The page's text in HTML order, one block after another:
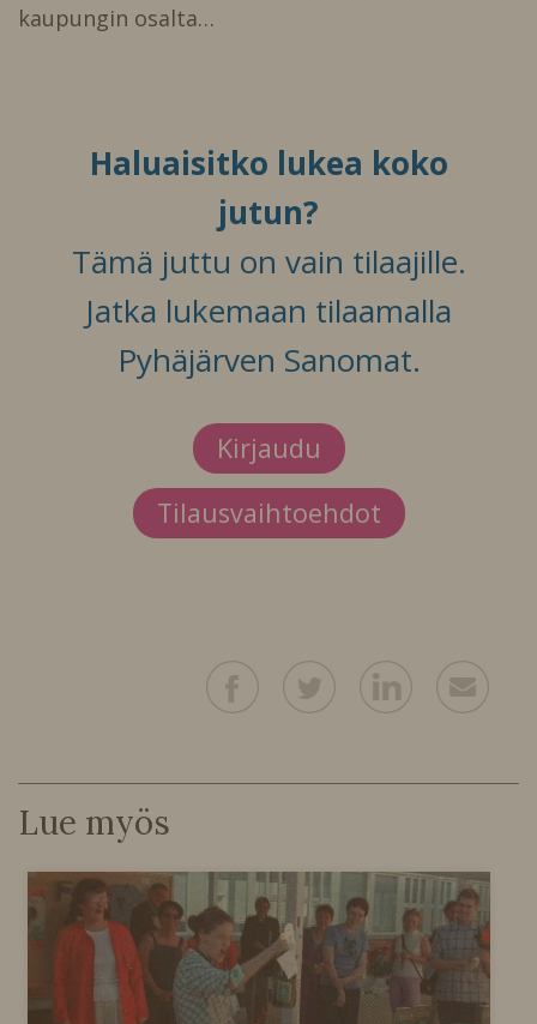
kaupungin osalta…
Haluaisitko lukea koko
jutun?
Tämä juttu on vain tilaajille.
Jatka lukemaan tilaamalla
Pyhäjärven Sanomat.
Kirjaudu
Tilausvaihtoehdot
Lue myös